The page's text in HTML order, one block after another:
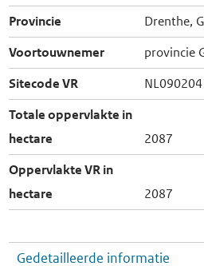
Provincie
Drenthe,
Voortouwnemer
provincie
Sitecode VR
Totale oppervlakte in
hectare
2087
Oppervlakte VR in
hectare
2087
Gedetailleerde informatie